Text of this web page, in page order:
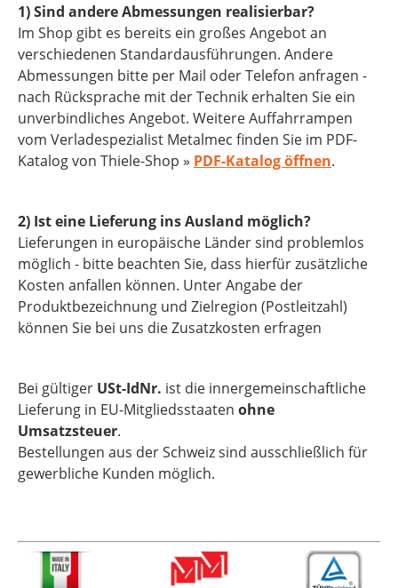
1) Sind andere Abmessungen realisierbar?
Im Shop gibt es bereits ein großes Angebot an
verschiedenen Standardausführungen. Andere
Abmessungen bitte per Mail oder Telefon anfragen -
nach Rücksprache mit der Technik erhalten Sie ein
unverbindliches Angebot. Weitere Auffahrrampen
vom Verladespezialist Metalmec finden Sie im PDF-
Katalog von Thiele-Shop » PDF-Katalog öffnen.
2) Ist eine Lieferung ins Ausland möglich?
Lieferungen in europäische Länder sind problemlos
möglich - bitte beachten Sie, dass hierfür zusätzliche
Kosten anfallen können. Unter Angabe der
Produktbezeichnung und Zielregion (Postleitzahl)
können Sie bei uns die Zusatzkosten erfragen
Bei gültiger USt-IdNr. ist die innergemeinschaftliche
Lieferung in EU-Mitgliedsstaaten ohne
Umsatzsteuer.
Bestellungen aus der Schweiz sind ausschließlich für
gewerbliche Kunden möglich.